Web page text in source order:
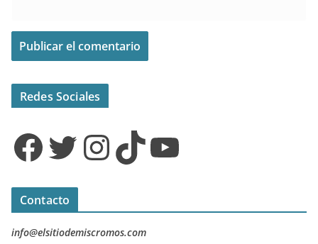
Redes Sociales
Facebook Twitter InstagramTikTok YouTube
Contacto
info@elsitiodemiscromos.com